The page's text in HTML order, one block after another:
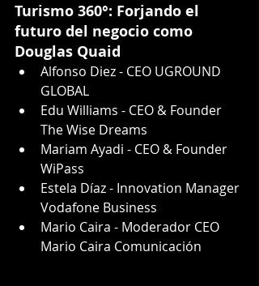
Turismo 360°: Forjando el
futuro del negocio como
Douglas Quaid
Alfonso Diez - CEO UGROUND
GLOBAL
Edu Williams - CEO & Founder
The Wise Dreams
Mariam Ayadi - CEO & Founder
WiPass
Estela Díaz - Innovation Manager
Vodafone Business
Mario Caira - Moderador CEO
Mario Caira Comunicación